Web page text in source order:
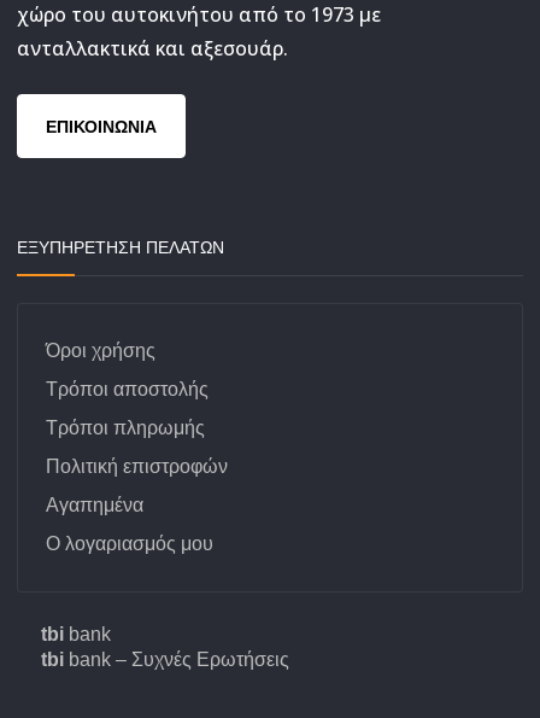
χώρο του αυτοκινήτου από το 1973 με
ανταλλακτικά και αξεσουάρ.
ΕΠΙΚΟΙΝΩΝΙΑ
ΕΞΥΠΗΡΕΤΗΣΗ ΠΕΛΑΤΩΝ
Όροι χρήσης
Τρόποι αποστολής
Τρόποι πληρωμής
Πολιτική επιστροφών
Αγαπημένα
Ο λογαριασμός μου
tbi bank
tbi bank – Συχνές Ερωτήσεις